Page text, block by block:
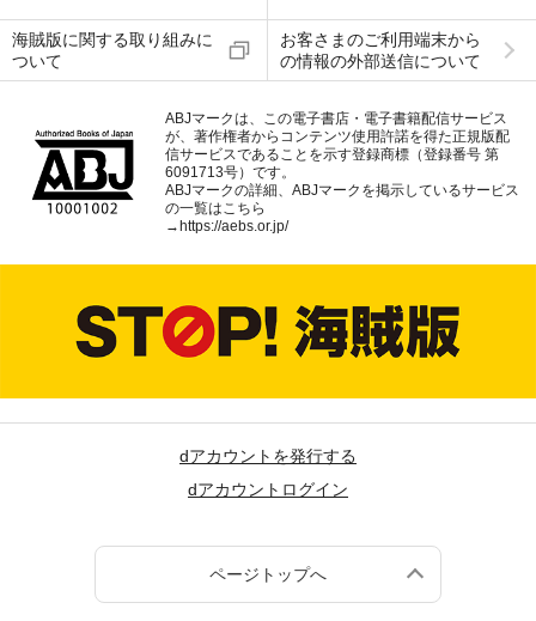
海賊版に関する取り組みに
ついて
お客さまのご利用端末から
の情報の外部送信について
ABJマークは、この電子書店・電子書籍配信サービス
が、著作権者からコンテンツ使用許諾を得た正規版配
信サービスであることを示す登録商標（登録番号 第
6091713号）です。
ABJマークの詳細、ABJマークを掲示しているサービス
の一覧はこちら
→https://aebs.or.jp/
dアカウントを発行する
dアカウントログイン
ページトップへ